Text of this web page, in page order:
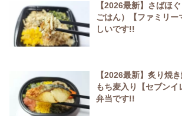
【2026最新】さばほ
ごはん）【ファミリ
しいです!!
【2026最新】炙り焼
もち麦入り【セブン
弁当です!!